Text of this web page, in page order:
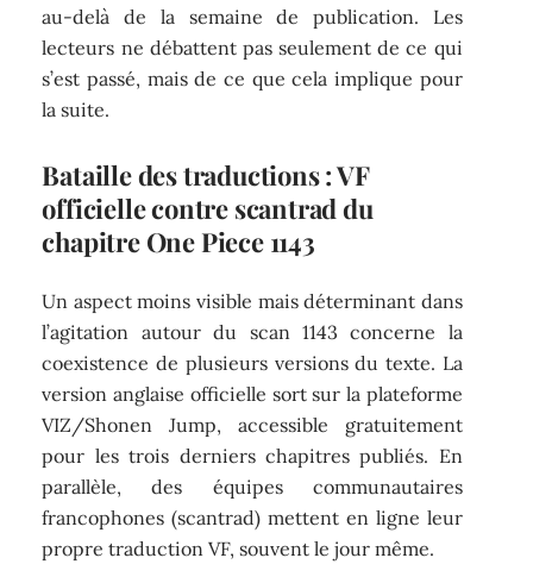
au-delà de la semaine de publication. Les
lecteurs ne débattent pas seulement de ce qui
s’est passé, mais de ce que cela implique pour
la suite.
Bataille des traductions : VF
officielle contre scantrad du
chapitre One Piece 1143
Un aspect moins visible mais déterminant dans
l’agitation autour du scan 1143 concerne la
coexistence de plusieurs versions du texte. La
version anglaise officielle sort sur la plateforme
VIZ/Shonen Jump, accessible gratuitement
pour les trois derniers chapitres publiés. En
parallèle, des équipes communautaires
francophones (scantrad) mettent en ligne leur
propre traduction VF, souvent le jour même.